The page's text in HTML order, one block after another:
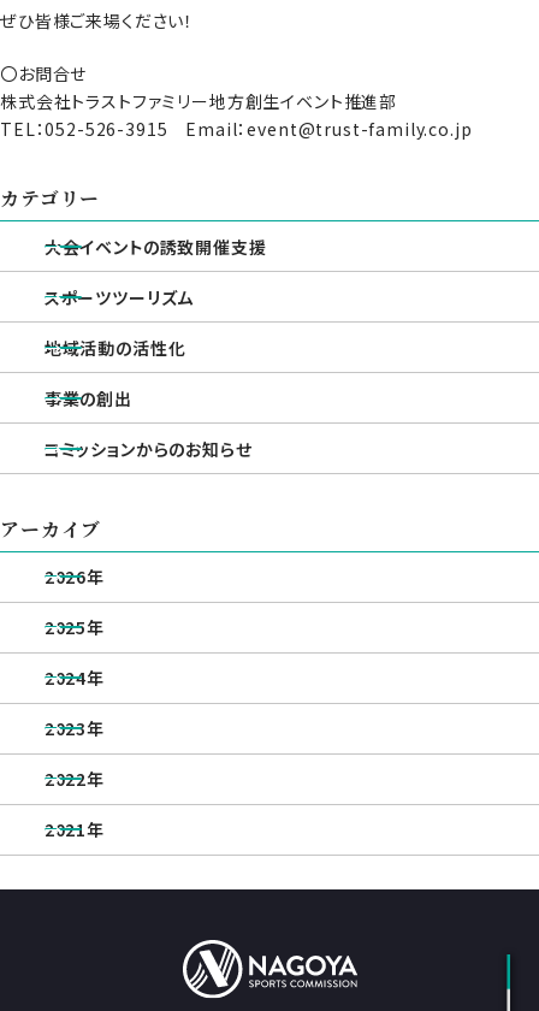
ぜひ皆様ご来場ください！
〇お問合せ
株式会社トラストファミリー地方創生イベント推進部
TEL：052-526-3915 Email：event@trust-family.co.jp
カテゴリー
大会イベントの誘致開催支援
スポーツツーリズム
地域活動の活性化
事業の創出
コミッションからのお知らせ
アーカイブ
2026年
2025年
2024年
2023年
2022年
2021年